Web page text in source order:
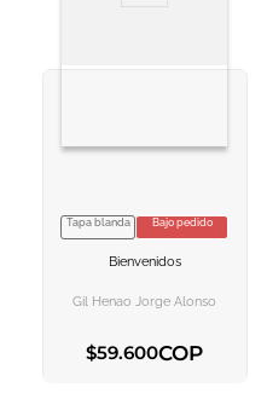
VER INFORMACION
Tapa blanda Bajo pedido
Bienvenidos
Gil Henao Jorge Alonso
$59.600COP